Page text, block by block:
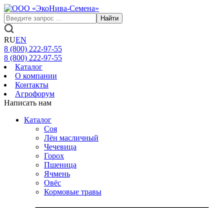
Найти
RUEN
8 (800) 222-97-55
8 (800) 222-97-55
Каталог
О компании
Контакты
Агрофорум
Написать нам
Каталог
Соя
Лён масличный
Чечевица
Горох
Пшеница
Ячмень
Овёс
Кормовые травы